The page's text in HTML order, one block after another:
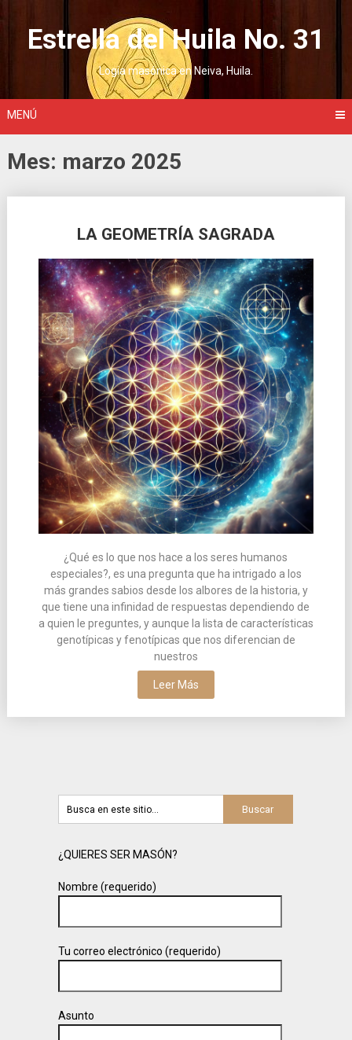
contenidoEstrella del Huila No. 31
Logia masónica en Neiva, Huila.
MENÚ
Mes: marzo 2025
LA GEOMETRÍA SAGRADA
¿Qué es lo que nos hace a los seres humanos
especiales?, es una pregunta que ha intrigado a los
más grandes sabios desde los albores de la historia, y
que tiene una infinidad de respuestas dependiendo de
a quien le preguntes, y aunque la lista de características
genotípicas y fenotípicas que nos diferencian de
nuestros
Leer Más
entradas
¿QUIERES SER MASÓN?
Nombre (requerido)
Tu correo electrónico (requerido)
Asunto